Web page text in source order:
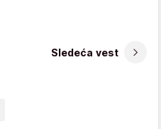
Sledeća vest